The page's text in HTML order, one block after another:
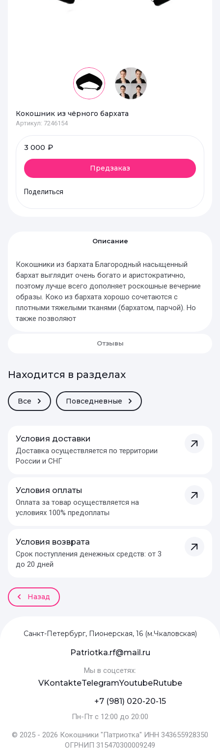
Кокошник из чёрного бархата
Артикул: 7246154
3 000 ₽
Предзаказ
Поделиться
Описание
Кокошники из бархата Благородный насыщенный
бархат выглядит очень богато и аристократично,
поэтому лучше всего дополняет роскошные вечерние
образы. Коко из бархата хорошо сочетаются с
плотными тяжелыми тканями (бархатом, парчой). Но
также позволяют
Отзывы
Находится в разделах
Все Повседневные
Условия доставки
Доставка осуществляется по территории
России и СНГ
Условия оплаты
Оплата за товар осуществляется на
условиях 100% предоплаты
Условия возврата
Срок поступления денежных средств: от 3
до 20 дней
Назад
Санкт-Петербург, Пионерская, 16 (м.Чкаловская)
Patriotka.rf@mail.ru
Мы в соцсетях:
VKontakteTelegramYoutubeRutube
+7 (981) 020-20-15
Пн-Пт с 12:00 до 20:00
© 2025 - 2026 Кокошники "Патриотка" ИНН 343655928350
ОГРНИП 315470300009249